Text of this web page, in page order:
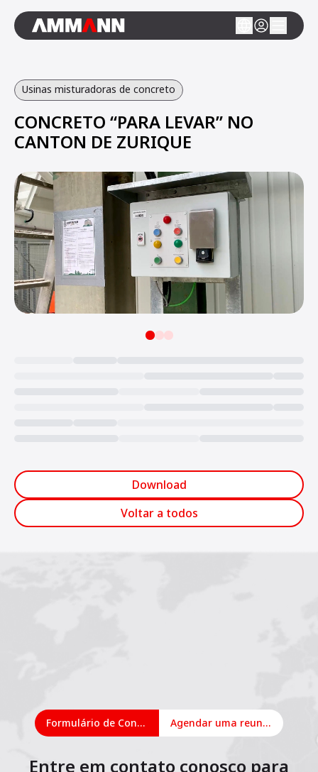
Usinas misturadoras de concreto
CONCRETO “PARA LEVAR” NO
CANTON DE ZURIQUE
Download
Voltar a todos
Formulário de Contato Agendar uma reunião on-line
Entre em contato conosco para